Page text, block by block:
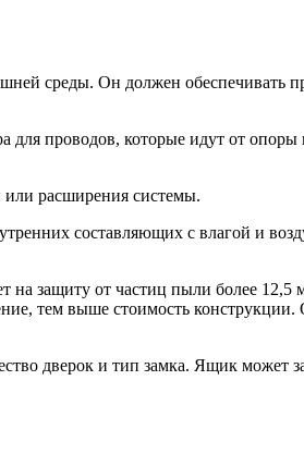
среды. Он должен обеспечивать
для проводов, которые идут от
или расширения системы.
составляющих с влагой и
на защиту от частиц пыли более 12,5
тем выше стоимость
дверок и тип замка. Ящик может